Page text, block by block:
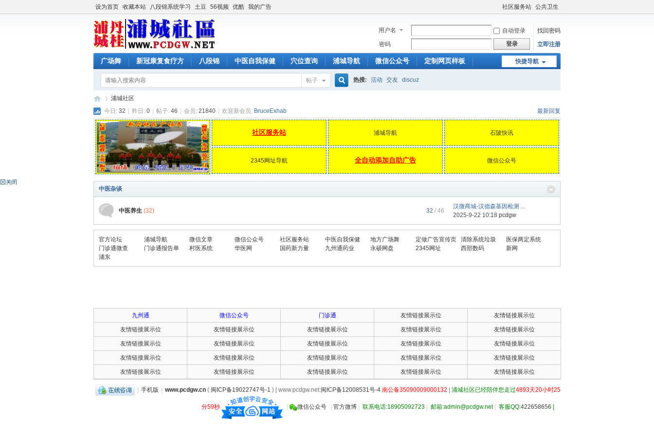
设为首页 收藏本站 八段锦系统学习 土豆 56视频 优酷 我的广告 社区服务站 公共卫生
用户名 自动登录
找回密码
密码
登录 立即注册
快捷导航
广场舞 新冠康复食疗方 八段锦 中医自我保健 穴位查询 浦城导航 微信公众号 定制网页样板
帖子 热搜: 活动 交友 discuz
浦
城
社
»
浦城社区
今日: 32 昨日: 0 帖子: 46 会员: 21840 欢迎新会员: BruceExhab 最新回复
社区服务站 浦城导航 石陂快讯
2345网址导航 全自动添加自助广告 微信公众号
中医杂谈
中医养生 (32) 32 / 46
汉微商城-汉德森基因检测 ...
2025-9-22 10:18 pcdgw
官方论坛 浦城导航 微信文章 微信公众号 社区服务站 中医自我保健 地方广场舞 定做广告宣传页 清除系统垃圾
医保两定系统
门诊通微查
门诊通报告单 村医系统 华医网 国药新力量 九州通药业 永硕网盘 2345网址 西部数码
新网
浦东
九州通 微信公众号 门诊通 友情链接展示位 友情链接展示位
友情链接展示位 友情链接展示位 友情链接展示位 友情链接展示位 友情链接展示位
友情链接展示位 友情链接展示位 友情链接展示位 友情链接展示位 友情链接展示位
友情链接展示位 友情链接展示位 友情链接展示位 友情链接展示位 友情链接展示位
友情链接展示位 友情链接展示位 友情链接展示位 友情链接展示位 友情链接展示位
| 手机版 | www.pcdgw.cn ( 闽ICP备19022747号-1 ) | www.pcdgw.net:闽ICP备12008531号-4 南公备35090009000132 | 浦城社区已经陪伴您走过4893天20小时25
分59秒 微信公众号 官方微博 联系电话:18905092723 邮箱:admin@pcdgw.net| 客服QQ:422658656